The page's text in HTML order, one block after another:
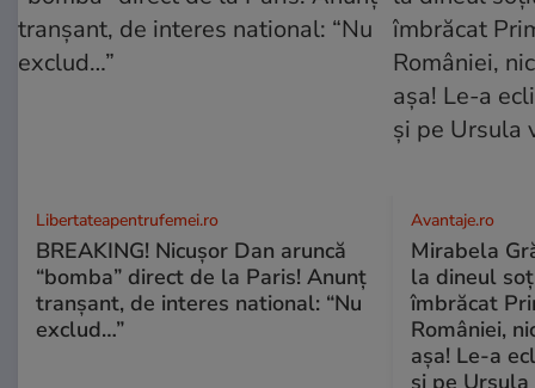
Libertateapentrufemei.ro
BREAKING! Nicușor Dan aruncă
“bomba” direct de la Paris! Anunț
tranșant, de interes national: “Nu
exclud…”
Avantaje.ro
Mirabela
la dineul
îmbrăcat
României,
așa! Le-a
și pe